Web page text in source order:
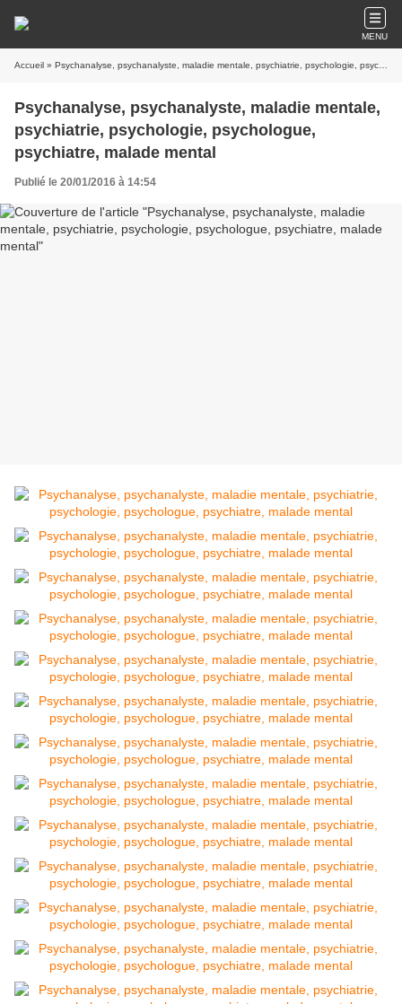
MENU
Accueil » Psychanalyse, psychanalyste, maladie mentale, psychiatrie, psychologie, psychologue, psychiatre, malade mental
Psychanalyse, psychanalyste, maladie mentale,
psychiatrie, psychologie, psychologue,
psychiatre, malade mental
Publié le 20/01/2016 à 14:54